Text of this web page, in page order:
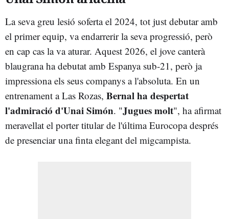
La seva greu lesió soferta el 2024, tot just debutar amb
el primer equip, va endarrerir la seva progressió, però
en cap cas la va aturar. Aquest 2026, el jove canterà
blaugrana ha debutat amb Espanya sub-21, però ja
impressiona els seus companys a l'absoluta. En un
entrenament a Las Rozas, Bernal ha despertat
l'admiració d'Unai Simón. "Jugues molt", ha afirmat
meravellat el porter titular de l'última Eurocopa després
de presenciar una finta elegant del migcampista.